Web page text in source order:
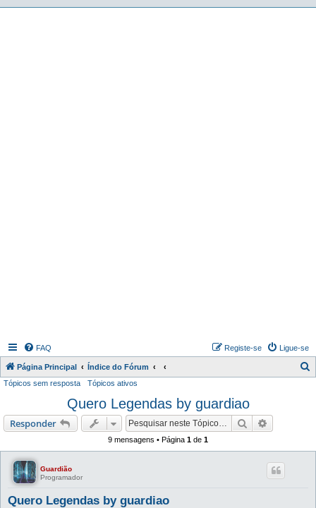
FAQ Ligue-se
Registe-se
Página Principal Índice do Fórum
i
Tópicos sem resposta Tópicos ativos
Quero Legendas by guardiao
Responder Pesquisar
9 mensagens • Página 1 de 1
Guardião
Programador
Quero Legendas by guardiao